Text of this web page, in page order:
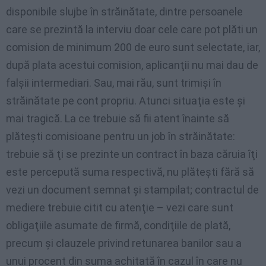
disponibile slujbe în străinătate, dintre persoanele
care se prezintă la interviu doar cele care pot plăti un
comision de minimum 200 de euro sunt selectate, iar,
după plata acestui comision, aplicanţii nu mai dau de
falşii intermediari. Sau, mai rău, sunt trimişi în
străinătate pe cont propriu. Atunci situaţia este şi
mai tragică. La ce trebuie să fii atent înainte să
plăteşti comisioane pentru un job în străinătate:
trebuie să ţi se prezinte un contract în baza căruia îţi
este percepută suma respectivă, nu plăteşti fără să
vezi un document semnat şi stampilat; contractul de
mediere trebuie citit cu atenţie – vezi care sunt
obligaţiile asumate de firmă, condiţiile de plată,
precum şi clauzele privind retunarea banilor sau a
unui procent din suma achitată în cazul în care nu